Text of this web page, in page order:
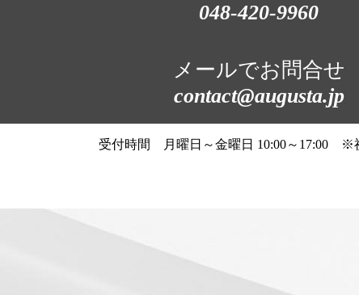
048-420-9960
メールでお問合せ
contact@augusta.jp
受付時間 月曜日～金曜日 10:00～17:00 ※